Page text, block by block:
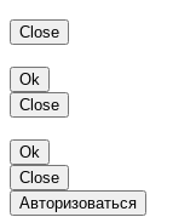
Close
Ok
Close
Ok
Close
Авторизоваться